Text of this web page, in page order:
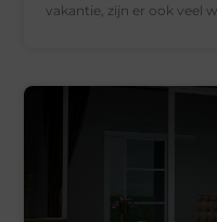
vakantie, zijn er ook veel